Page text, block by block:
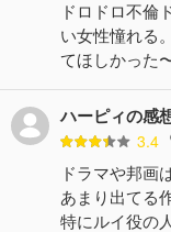
ドロドロ不倫
い女性憧れる
てほしかった
ハーピィの感
3.4
ドラマや邦画
あまり出てる
特にルイ役の